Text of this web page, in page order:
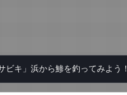
ビキ」浜から鯵を釣ってみよう！